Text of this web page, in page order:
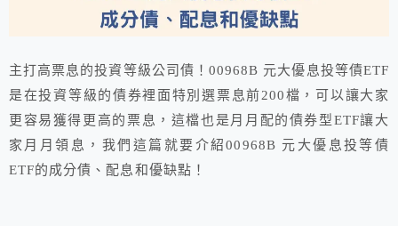
主打高票息的投資等級公司債！00968B 元大優息投等債ETF
是在投資等級的債券裡面特別選票息前200檔，可以讓大家
更容易獲得更高的票息，這檔也是月月配的債券型ETF讓大
家月月領息，我們這篇就要介紹00968B 元大優息投等債
ETF的成分債、配息和優缺點！